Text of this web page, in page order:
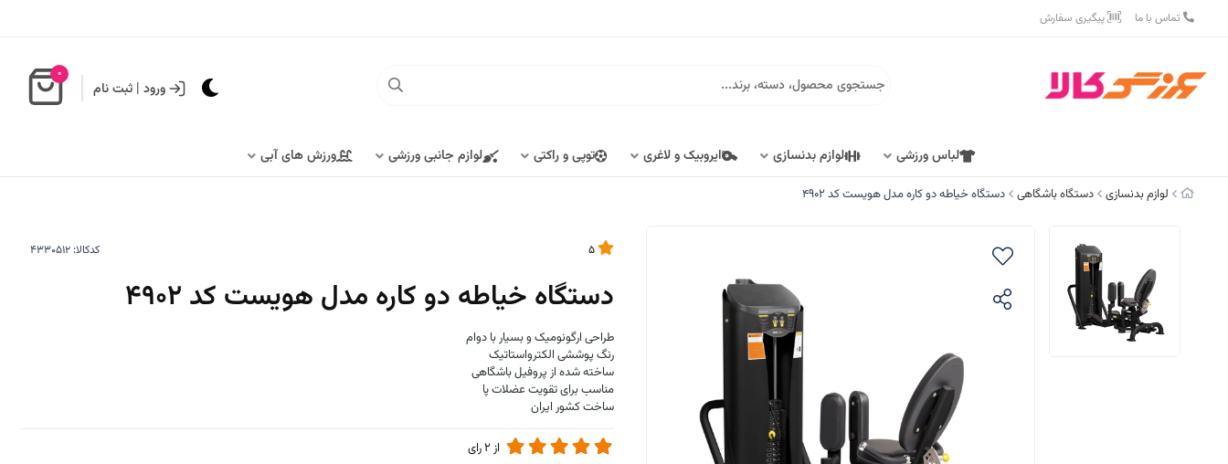
تماس با ما پیگیری سفارش
ورود | ثبت نام
0
لباس ورزشی لوازم بدنسازی ایروبیک و لاغری توپی و راکتی لوازم جانبی ورزشی ورزش های آبی
لوازم بدنسازی دستگاه باشگاهی دستگاه خیاطه دو کاره مدل هویست کد 4902
کدکالا:
دستگاه خیاطه دو کاره مدل هویست کد 4902
طراحی ارگونومیک و بسیار با دوام
رنگ پوششی الکترواستاتیک
ساخته شده از پروفیل باشگاهی
مناسب برای تقویت عضلات پا
ساخت کشور ایران
از2رای